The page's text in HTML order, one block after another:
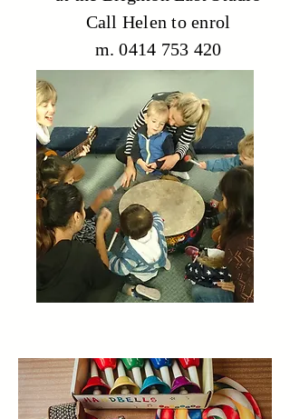
Call Helen to enrol
m. 0414 753 420